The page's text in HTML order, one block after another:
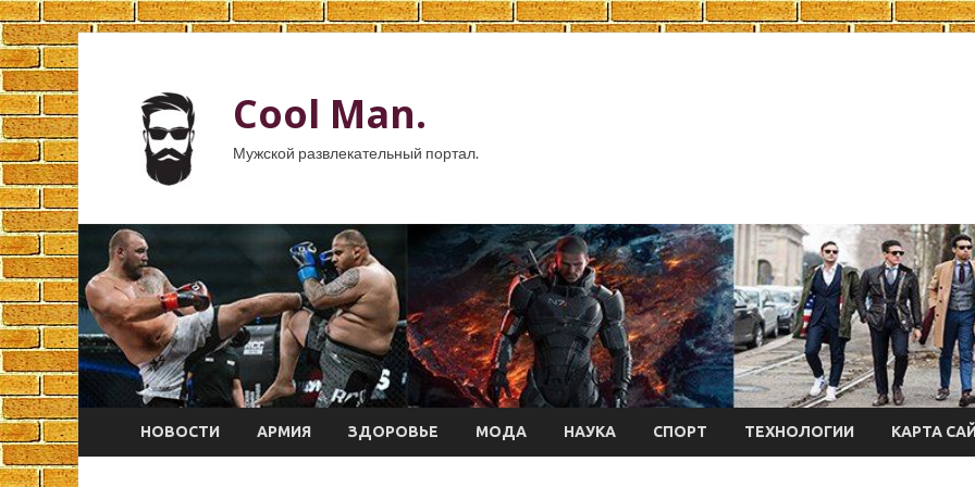
Cool Man.
Мужской развлекательный портал.
НОВОСТИ АРМИЯ ЗДОРОВЬЕ МОДА НАУКА СПОРТ ТЕХНОЛОГИИ КАРТА